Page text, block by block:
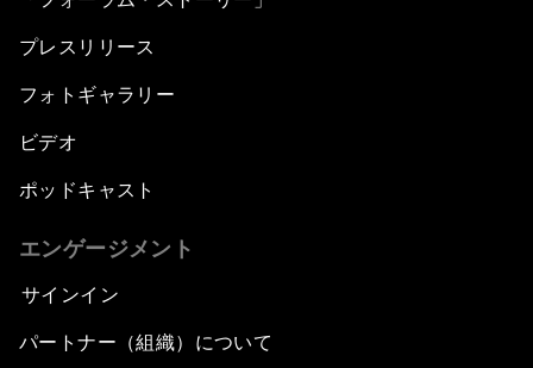
プレスリリース
フォトギャラリー
ビデオ
ポッドキャスト
エンゲージメント
サインイン
パートナー（組織）について